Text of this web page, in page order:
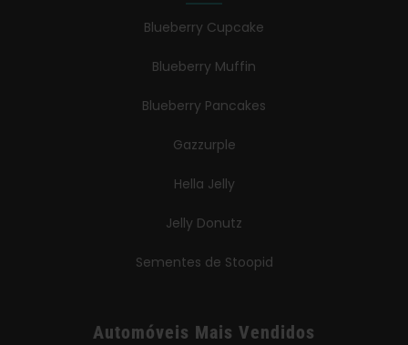
Blueberry Cupcake
Blueberry Muffin
Blueberry Pancakes
Gazzurple
Hella Jelly
Jelly Donutz
Sementes de Stoopid
Automóveis Mais Vendidos